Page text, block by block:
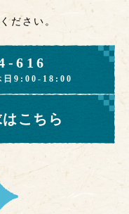
ださい。
616
日9:00-18:00
こちら